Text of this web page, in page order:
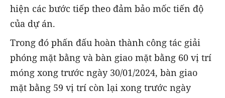
hiện các bước tiếp theo đảm bảo mốc tiến độ
của dự án.
Trong đó phấn đấu hoàn thành công tác giải
phóng mặt bằng và bàn giao mặt bằng 60 vị trí
móng xong trước ngày 30/01/2024, bàn giao
mặt bằng 59 vị trí còn lại xong trước ngày